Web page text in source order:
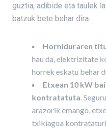
guztia, adibide eta taulek
batzuk bete behar dira.
Horniduraren
hau da, elektrizitate
horrek eskatu behar
Etxean 10 kW
kontratatuta .
arazorik emango,
txikiagoa